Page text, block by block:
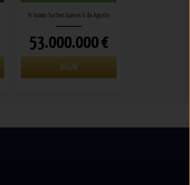
Próximo Sorteo Jueves 6 de Agosto
53.000.000 €
JUGAR